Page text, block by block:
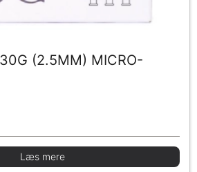
(2.5MM) MICRO-
Læs mere